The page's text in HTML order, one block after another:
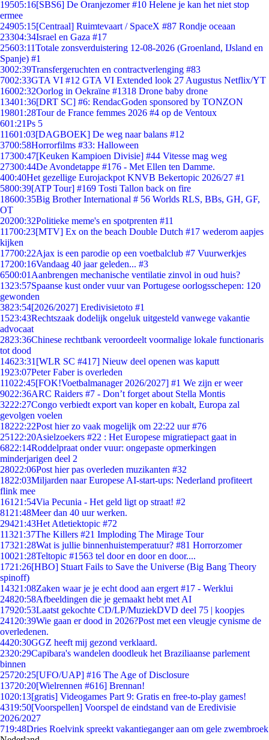
19505:16[SBS6] De Oranjezomer #10 Helene je kan het niet stop
ermee
24905:15[Centraal] Ruimtevaart / SpaceX #87 Rondje oceaan
23304:34Israel en Gaza #17
25603:11Totale zonsverduistering 12-08-2026 (Groenland, IJsland en
Spanje) #1
3002:39Transfergeruchten en contractverlenging #83
7002:33GTA VI #12 GTA VI Extended look 27 Augustus Netflix/YT
16002:32Oorlog in Oekraïne #1318 Drone baby drone
13401:36[DRT SC] #6: RendacGoden sponsored by TONZON
19801:28Tour de France femmes 2026 #4 op de Ventoux
601:21Ps 5
11601:03[DAGBOEK] De weg naar balans #12
3700:58Horrorfilms #33: Halloween
17300:47[Keuken Kampioen Divisie] #44 Vitesse mag weg
27300:44De Avondetappe #176 - Met Ellen ten Damme.
400:40Het gezellige Eurojackpot KNVB Bekertopic 2026/27 #1
5800:39[ATP Tour] #169 Tosti Tallon back on fire
18600:35Big Brother International # 56 Worlds RLS, BBs, GH, GF,
OT
20200:32Politieke meme's en spotprenten #11
11700:23[MTV] Ex on the beach Double Dutch #17 wederom aapjes
kijken
17700:22Ajax is een parodie op een voetbalclub #7 Vuurwerkjes
17200:16Vandaag 40 jaar geleden... #3
6500:01 Aanbrengen mechanische ventilatie zinvol in oud huis?
1323:57Spaanse kust onder vuur van Portugese oorlogsschepen: 120
gewonden
3823:54[2026/2027] Eredivisietoto #1
1523:43Rechtszaak dodelijk ongeluk uitgesteld vanwege vakantie
advocaat
2823:36Chinese rechtbank veroordeelt voormalige lokale functionaris
tot dood
14623:31 [WLR SC #417] Nieuw deel openen was kaputt
1923:07Peter Faber is overleden
11022:45[FOK!Voetbalmanager 2026/2027] #1 We zijn er weer
9022:36ARC Raiders #7 - Don’t forget about Stella Montis
3222:27Congo verbiedt export van koper en kobalt, Europa zal
gevolgen voelen
18222:22Post hier zo vaak mogelijk om 22:22 uur #76
251 22:20Asielzoekers #22 : Het Europese migratiepact gaat in
6822:14Roddelpraat onder vuur: ongepaste opmerkingen
minderjarigen deel 2
28022:06Post hier pas overleden muzikanten #32
1822:03Miljarden naar Europese AI-start-ups: Nederland profiteert
flink mee
161 21:54Via Pecunia - Het geld ligt op straat! #2
81 21:48Meer dan 40 uur werken.
29421:43Het Atletiektopic #72
11321:37The Killers #21 Imploding The Mirage Tour
17321:28Wat is jullie binnenhuistemperatuur? #81 Horrorzomer
10021:28Teltopic #1563 tel door en door en door....
1721:26[HBO] Stuart Fails to Save the Universe (Big Bang Theory
spinoff)
14321:08Zaken waar je je echt dood aan ergert #17 - Werklui
24820:58Afbeeldingen die je gemaakt hebt met AI
17920:53Laatst gekochte CD/LP/MuziekDVD deel 75 | koopjes
241 20:39Wie gaan er dood in 2026?Post met een vleugje cynisme de
overledenen.
4420:30GGZ heeft mij gezond verklaard.
2320:29Capibara's wandelen doodleuk het Braziliaanse parlement
binnen
25720:25[UFO/UAP] #16 The Age of Disclosure
13720:20[Wielrennen #616] Brennan!
1020:13[gratis] Videogames Part 9: Gratis en free-to-play games!
4319:50[Voorspellen] Voorspel de eindstand van de Eredivisie
2026/2027
719:48Dries Roelvink spreekt vakantieganger aan om gele zwembroek